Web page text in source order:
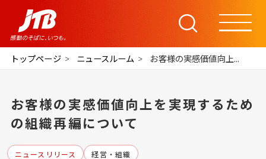
トップページ ニュースルーム お客様の実感価値向上...
お客様の実感価値向上を実現するため
の組織再編について
ニュースリリース 経営・組織